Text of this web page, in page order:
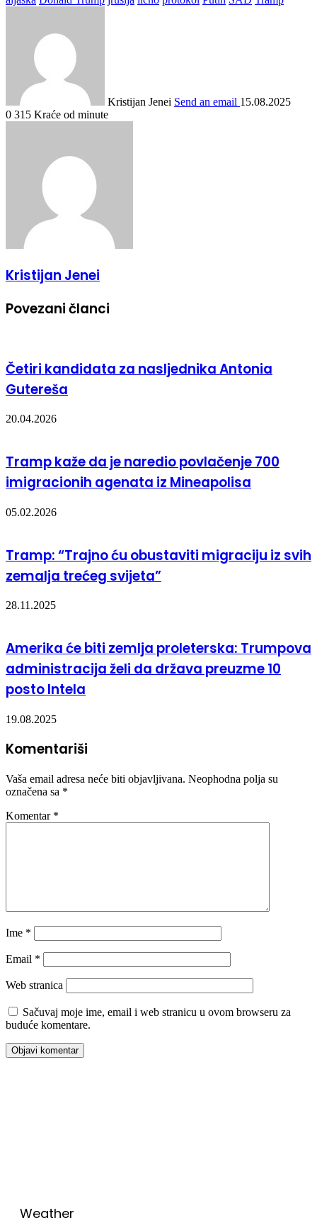
Kristijan Jenei Send an email 15.08.2025
0 315 Kraće od minute
Kristijan Jenei
Povezani članci
Četiri kandidata za nasljednika Antonia
Gutereša
20.04.2026
Tramp kaže da je naredio povlačenje 700
imigracionih agenata iz Mineapolisa
05.02.2026
Tramp: “Trajno ću obustaviti migraciju iz svih
zemalja trećeg svijeta”
28.11.2025
Amerika će biti zemlja proleterska: Trumpova
administracija želi da država preuzme 10
posto Intela
19.08.2025
Komentariši
Vaša email adresa neće biti objavljivana. Neophodna polja su
označena sa *
Komentar *
Ime *
Email *
Web stranica
Sačuvaj moje ime, email i web stranicu u ovom browseru za
buduće komentare.
Weather